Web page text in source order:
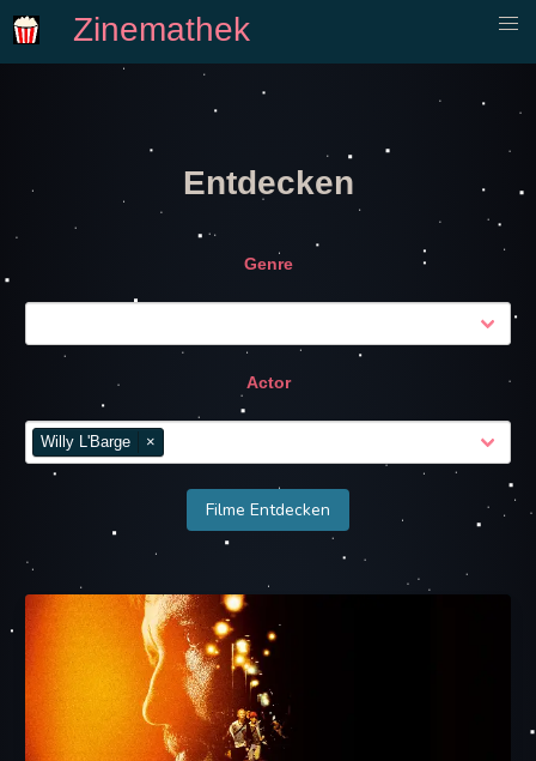
Zinemathek
Entdecken
Genre
Actor
Willy L'Barge ×
Filme Entdecken